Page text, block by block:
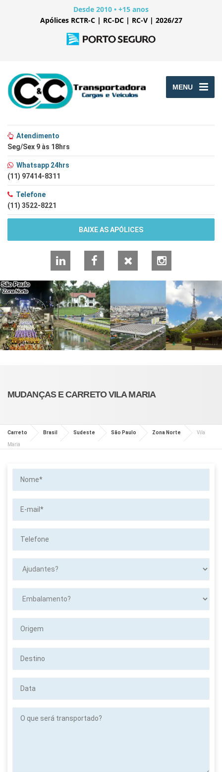
Desde 2010 • +15 anos
Apólices RCTR-C | RC-DC | RC-V | 2026/27
MENU
Atendimento
Seg/Sex 9 às 18hrs
Whatsapp 24hrs
(11) 97414-8311
Telefone
(11) 3522-8221
BAIXE AS APÓLICES
LinkedInFacebook Instagram
MUDANÇAS E CARRETO VILA MARIA
Carreto Brasil Sudeste São Paulo Zona Norte Vila
Maria
mail*
que